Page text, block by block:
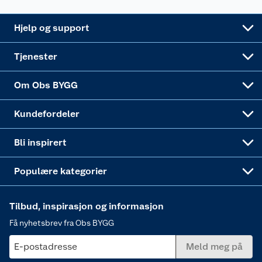
Hjelp og support
Tjenester
Om Obs BYGG
Kundefordeler
Bli inspirert
Populære kategorier
Tilbud, inspirasjon og informasjon
Få nyhetsbrev fra Obs BYGG
E-postadresse Meld meg på